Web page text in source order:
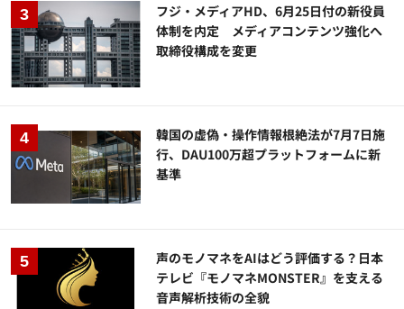
フジ・メディアHD、6月25日付の新役員
体制を内定 メディアコンテンツ強化へ
取締役構成を変更
韓国の虚偽・操作情報根絶法が7月7日施
行、DAU100万超プラットフォームに新
基準
声のモノマネをAIはどう評価する？日本
テレビ『モノマネMONSTER』を支える
音声解析技術の全貌